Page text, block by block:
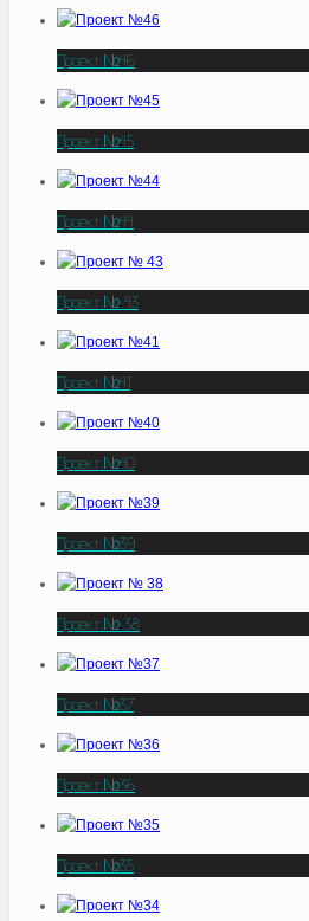
Проект №46
Проект №45
Проект №44
Проект № 43
Проект №41
Проект №40
Проект №39
Проект № 38
Проект №37
Проект №36
Проект №35